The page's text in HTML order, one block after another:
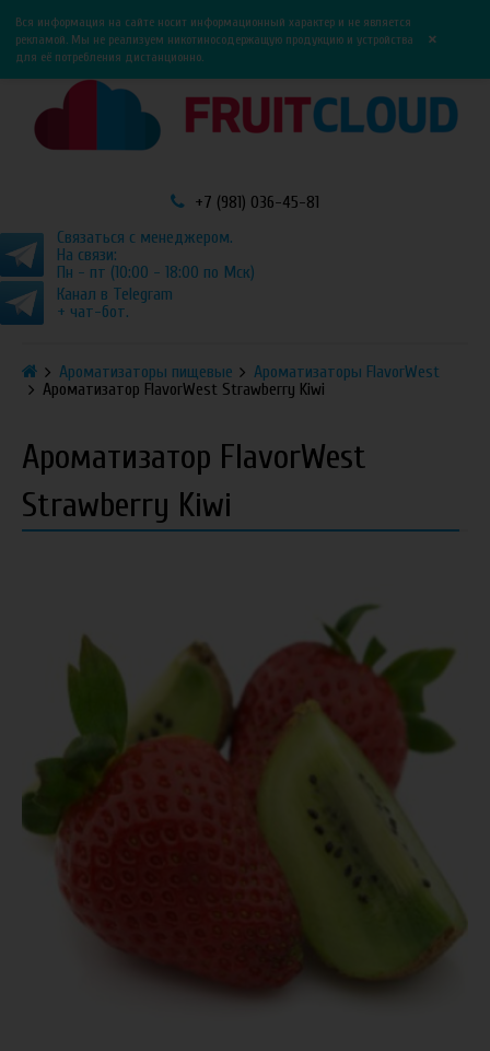
0
Вся информация на сайте носит информационный характер и не является
рекламой. Мы не реализуем никотиносодержащую продукцию и устройства
для её потребления дистанционно.
×
+7 (981) 036-45-81
Связаться с менеджером.
На связи:
Пн - пт (10:00 - 18:00 по Мск)
Канал в Telegram
+ чат-бот.
Ароматизаторы пищевые
Ароматизаторы FlavorWest
Ароматизатор FlavorWest Strawberry Kiwi
Ароматизатор FlavorWest
Strawberry Kiwi